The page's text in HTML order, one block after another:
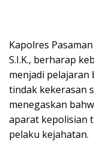
Kapolres
S.I.K., berharap
menjadi pelajaran
tindak kekerasan
menegaskan
aparat kepolisian
pelaku kejahatan.